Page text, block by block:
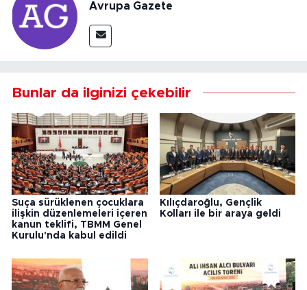
Avrupa Gazete
Bunlar da ilginizi çekebilir
Suça sürüklenen çocuklara
ilişkin düzenlemeleri içeren
kanun teklifi, TBMM Genel
Kurulu'nda kabul edildi
Kılıçdaroğlu, Gençlik
Kolları ile bir araya geldi